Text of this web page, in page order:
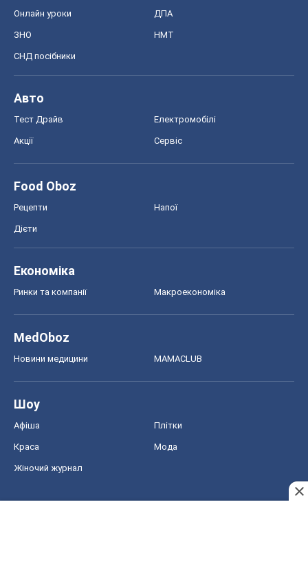
Онлайн уроки ДПА
ЗНО НМТ
СНД посібники
Авто
Тест Драйв Електромобілі
Акції Сервіс
Food Oboz
Рецепти Напої
Дієти
Економіка
Ринки та компанії Макроекономіка
MedOboz
Новини медицини MAMACLUB
Шоу
Афіша Плітки
Краса Мода
Жіночий журнал